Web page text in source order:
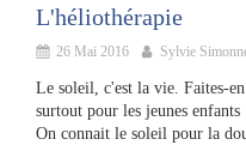
L'héliothérapie
26 Mai 2016 Sylvie
Le soleil, c'est la vie. Faites-
surtout pour les jeunes enfants
On connait le soleil pour la